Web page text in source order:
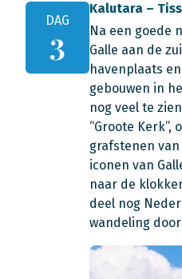
DAG
3
Kalutara –
Na een goede
Galle aan de
havenplaats
gebouwen in
nog veel te
“Groote
grafstenen
iconen van
naar de
deel nog
wandeling